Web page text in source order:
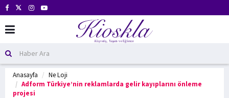
Anasayfa
Ne Loji
Adform Türkiye’nin reklamlarda gelir kayıplarını önleme
projesi